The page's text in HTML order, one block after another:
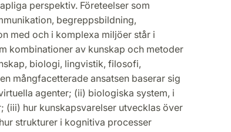
perspektiv. Företeelser som
begreppsbildning,
med och i komplexa miljöer står i
kombinationer av kunskap och metoder
biologi, lingvistik, filosofi,
mångfacetterade ansatsen baserar sig
agenter; (ii) biologiska system, i
(iii) hur kunskapsvarelser utvecklas över
strukturer i kognitiva processer